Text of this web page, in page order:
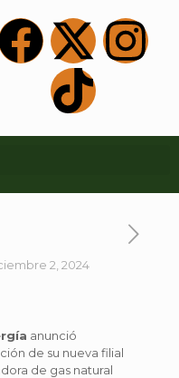
2, 2024
anunció
de su nueva filial
de gas natural